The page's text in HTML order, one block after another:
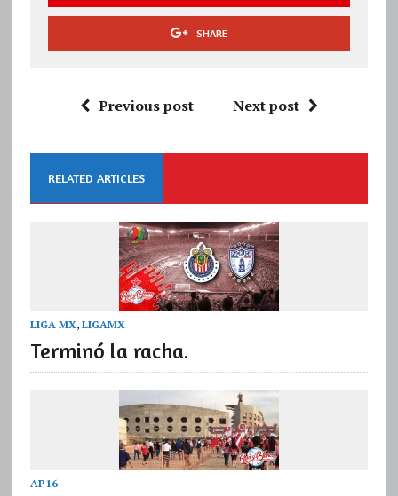
SHARE
Previous post Next post
RELATED ARTICLES
LIGA MX, LIGAMX
Terminó la racha.
AP16